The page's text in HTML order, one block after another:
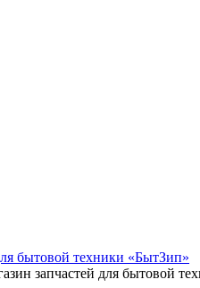
запчастей для бытовой